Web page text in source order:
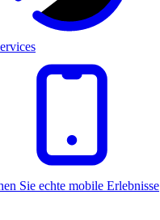
Sie echte mobile Erlebnisse